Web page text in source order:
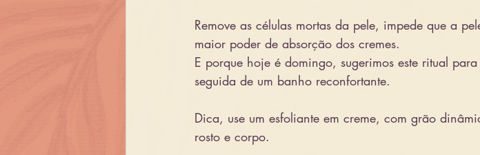
Remove as células mortas da pele, impede que a
maior poder de absorção dos cremes.
E porque hoje é domingo, sugerimos este ritual
seguida de um banho reconfortante.
Dica, use um esfoliante em creme, com grão
rosto e corpo.